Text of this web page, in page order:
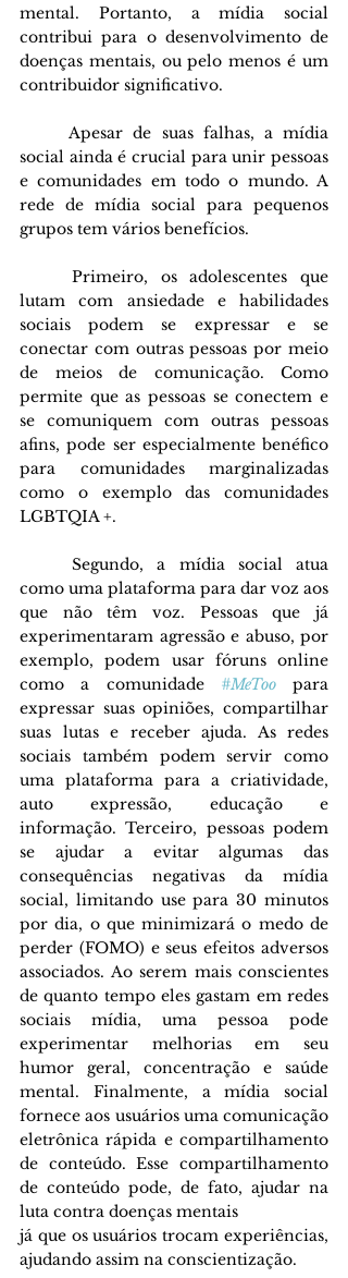
mental. Portanto, a mídia social
contribui para o desenvolvimento de
doenças mentais, ou pelo menos é um
contribuidor significativo.
	Apesar de suas falhas, a mídia
social ainda é crucial para unir pessoas
e comunidades em todo o mundo. A
rede de mídia social para pequenos
grupos tem vários benefícios.
lutam com ansiedade e habilidades
sociais podem se expressar e se
conectar com outras pessoas por meio
de meios de comunicação. Como
permite que as pessoas se conectem e
se comuniquem com outras pessoas
afins, pode ser especialmente benéfico
para comunidades marginalizadas
como o exemplo das comunidades
LGBTQIA +.
	Segundo, a mídia social atua
como uma plataforma para dar voz aos
que não têm voz. Pessoas que já
experimentaram agressão e abuso, por
exemplo, podem usar fóruns online
como a comunidade #MeToo
para
expressar suas opiniões, compartilhar
suas lutas e receber ajuda. As redes
sociais também podem servir como
uma plataforma para a criatividade,
auto expressão, educação e
informação. Terceiro, pessoas podem
se ajudar a evitar algumas das
consequências negativas da mídia
social, limitando use para 30 minutos
por dia, o que minimizará o medo de
perder (FOMO) e seus efeitos adversos
associados. Ao serem mais conscientes
de quanto tempo eles gastam em redes
sociais mídia, uma pessoa pode
experimentar melhorias em seu
humor geral, concentração e saúde
mental. Finalmente, a mídia social
fornece aos usuários uma comunicação
eletrônica rápida e compartilhamento
de conteúdo. Esse compartilhamento
de conteúdo pode, de fato, ajudar na
luta contra doenças mentais
já que os usuários trocam experiências,
ajudando assim na conscientização.